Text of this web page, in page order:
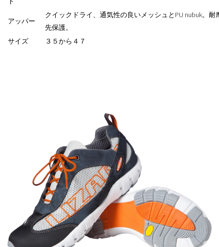
アッパー
クイックドライ、通気性の良いメッシュとPU nubuk。耐
先保護。
サイズ
３５から４７